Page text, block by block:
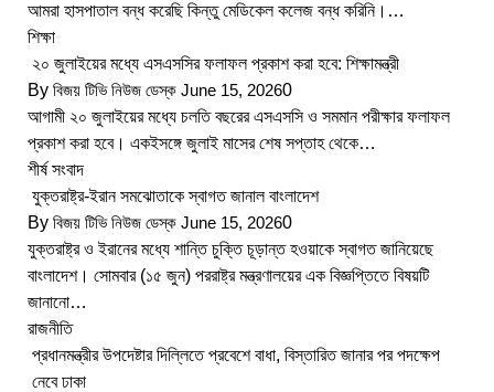
আমরা হাসপাতাল বন্ধ করেছি কিন্তু মেডিকেল কলেজ বন্ধ করিনি।…
শিক্ষা
২০ জুলাইয়ের মধ্যে এসএসসির ফলাফল প্রকাশ করা হবে: শিক্ষামন্ত্রী
By বিজয় টিভি নিউজ ডেস্ক June 15, 20260
আগামী ২০ জুলাইয়ের মধ্যে চলতি বছরের এসএসসি ও সমমান পরীক্ষার ফলাফল
প্রকাশ করা হবে। একইসঙ্গে জুলাই মাসের শেষ সপ্তাহ থেকে…
শীর্ষ সংবাদ
যুক্তরাষ্ট্র-ইরান সমঝোতাকে স্বাগত জানাল বাংলাদেশ
By বিজয় টিভি নিউজ ডেস্ক June 15, 20260
যুক্তরাষ্ট্র ও ইরানের মধ্যে শান্তি চুক্তি চূড়ান্ত হওয়াকে স্বাগত জানিয়েছে
বাংলাদেশ। সোমবার (১৫ জুন) পররাষ্ট্র মন্ত্রণালয়ের এক বিজ্ঞপ্তিতে বিষয়টি
জানানো…
রাজনীতি
প্রধানমন্ত্রীর উপদেষ্টার দিল্লিতে প্রবেশে বাধা, বিস্তারিত জানার পর পদক্ষেপ
নেবে ঢাকা